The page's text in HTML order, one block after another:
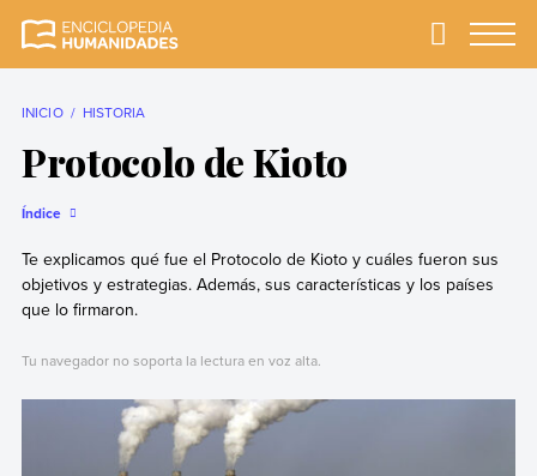
completa y más
Primary
INICIO HISTORIA
Protocolo de Kioto
Índice
Te explicamos qué fue el Protocolo de Kioto y cuáles fueron sus
objetivos y estrategias. Además, sus características y los países
que lo firmaron.
Tu navegador no soporta la lectura en voz alta.